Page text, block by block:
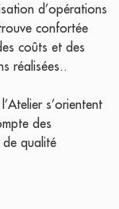
d’opérations
confortée
coûts et des
réalisées..
s’orientent
des
de qualité